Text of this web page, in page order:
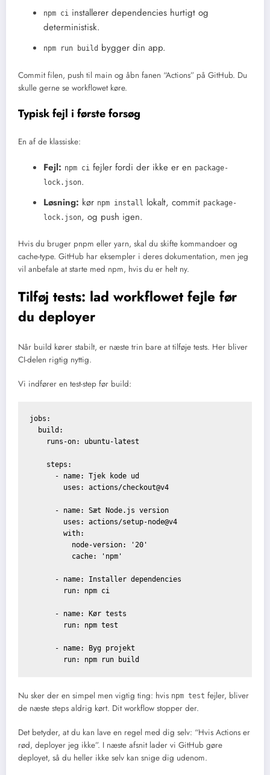
npm ci installerer dependencies hurtigt og
deterministisk.
npm run build bygger din app.
Commit filen, push til main og åbn fanen “Actions” på GitHub. Du
skulle gerne se workflowet køre.
Typisk fejl i første forsøg
En af de klassiske:
Fejl: npm ci fejler fordi der ikke er en package-
lock.json.
Løsning: kør npm install lokalt, commit package-
lock.json, og push igen.
Hvis du bruger pnpm eller yarn, skal du skifte kommandoer og
cache-type. GitHub har eksempler i deres dokumentation, men jeg
vil anbefale at starte med npm, hvis du er helt ny.
Tilføj tests: lad workflowet fejle før
du deployer
Når build kører stabilt, er næste trin bare at tilføje tests. Her bliver
CI-delen rigtig nyttig.
Vi indfører en test-step før build:
jobs:
  build:
    runs-on: ubuntu-latest
    steps:
      - name: Tjek kode ud
        uses: actions/checkout@v4
      - name: Sæt Node.js version
        uses: actions/setup-node@v4
        with:
          node-version: '20'
          cache: 'npm'
      - name: Installer dependencies
        run: npm ci
      - name: Kør tests
        run: npm test
      - name: Byg projekt
Nu sker der en simpel men vigtig ting: hvis npm test fejler, bliver
de næste steps aldrig kørt. Dit workflow stopper der.
Det betyder, at du kan lave en regel med dig selv: “Hvis Actions er
rød, deployer jeg ikke”. I næste afsnit lader vi GitHub gøre
deployet, så du heller ikke selv kan snige dig udenom.